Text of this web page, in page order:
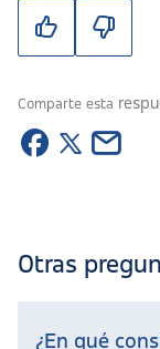
Comparte esta
Otras
¿En qué